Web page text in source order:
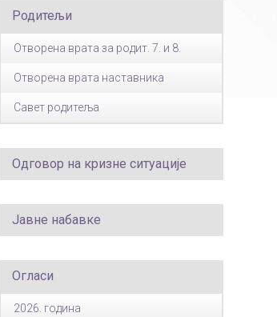
Родитељи
Отворена врата за родит. 7. и 8.
Отворена врата наставника
Савет родитеља
Одговор на кризне ситуације
Јавне набавке
Огласи
2026. година